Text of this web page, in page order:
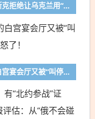
美媒：马斯克拒绝让乌克兰用“星链”打击俄境内目标
施工中的白宫宴会厅又被“叫停” 特朗普怒了！